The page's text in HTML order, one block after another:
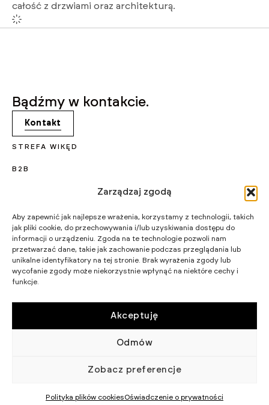
Zarządzaj zgodą
Aby zapewnić jak najlepsze wrażenia, korzystamy z technologii, takich
jak pliki cookie, do przechowywania i/lub uzyskiwania dostępu do
informacji o urządzeniu. Zgoda na te technologie pozwoli nam
przetwarzać dane, takie jak zachowanie podczas przeglądania lub
unikalne identyfikatory na tej stronie. Brak wyrażenia zgody lub
wycofanie zgody może niekorzystnie wpłynąć na niektóre cechy i
funkcje.
Akceptuję
Odmów
Zobacz preferencje
Polityka plików cookiesOświadczenie o prywatności
całość z drzwiami oraz architekturą.
Bądźmy w kontakcie.
Kontakt
STREFA WIKĘD
B2B
PROJEKTY UNIJNE
CERTYFIKATY I PROGRAMY
STRATEGIA PODATKOWA
WIKĘD SP. Z O.O.
84-242 LUZINO
© 2002 - 2026 WIKĘD SP. Z O. POLITYKA
PRYWATNOŚCI